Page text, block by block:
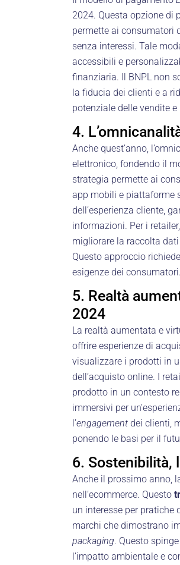
2024. Questa opzione di
permette ai consumatori
senza interessi. Tale
accessibili e
finanziaria. Il BNPL non
la fiducia dei clienti e a
potenziale delle vendite
4.
Anche quest’anno,
elettronico, fondendo il
strategia permette ai
app mobili e piattaforme
dell’esperienza cliente,
informazioni. Per i
migliorare la raccolta
Questo approccio
esigenze dei consumatori.
5. Realtà
2024
La realtà aumentata e
offrire esperienze di
visualizzare i prodotti in
dell’acquisto online. I
prodotto in un contesto
immersivi per
l’engagement dei clienti,
ponendo le basi per il
6. Sostenibilità,
Anche il prossimo anno,
nell’ecommerce. Questo
un interesse per
marchi che dimostrano
packaging. Questo
l’impatto ambientale e